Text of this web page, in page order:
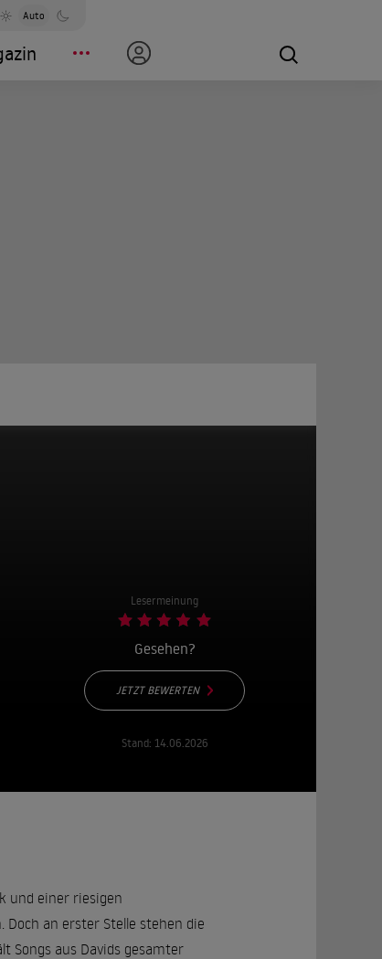
Auto
Lesermeinung
Gesehen?
JETZT BEWERTEN
Stand: 14.06.2026
und einer riesigen
an erster Stelle stehen die
Songs aus Davids gesamter